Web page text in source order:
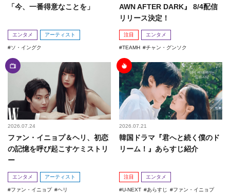
「今、一番得意なことを」
エンタメ アーティスト
ソ・イングク
AWN AFTER DARK』 8/4配信
リリース決定！
注目 エンタメ
TEAMH チャン・グンソク
2026.07.24
ファン・イニョプ＆ヘリ、初恋
の記憶を呼び起こすケミストリ
ー
エンタメ アーティスト
ファン・イニョプ
ヘリ
2026.07.21
韓国ドラマ『君へと続く僕のド
リーム！』あらすじ紹介
注目 エンタメ
U-NEXT あらすじ
ファン・イニョプ